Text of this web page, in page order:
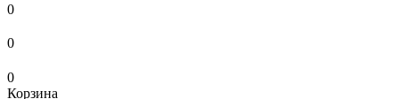
0
0
0
Корзина